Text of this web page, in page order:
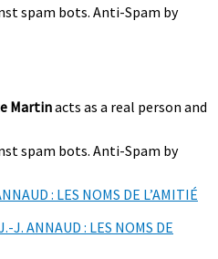
spam bots. Anti-Spam by
Martinacts as a real person and
spam bots. Anti-Spam by
: LES NOMS DE L’AMITIÉ
J. ANNAUD : LES NOMS DE